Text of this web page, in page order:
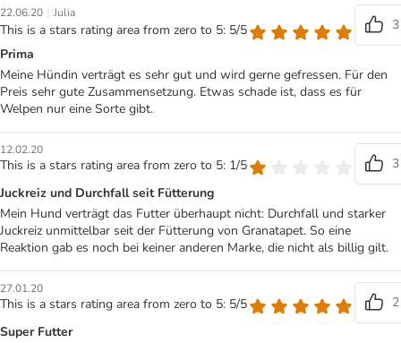
22.06.20 | Julia
This is a stars rating area from zero to 5: 5/5
3
Prima
Meine Hündin verträgt es sehr gut und wird gerne gefressen. Für den
Preis sehr gute Zusammensetzung. Etwas schade ist, dass es für
Welpen nur eine Sorte gibt.
12.02.20
This is a stars rating area from zero to 5: 1/5
3
Juckreiz und Durchfall seit Fütterung
Mein Hund verträgt das Futter überhaupt nicht: Durchfall und starker
Juckreiz unmittelbar seit der Fütterung von Granatapet. So eine
Reaktion gab es noch bei keiner anderen Marke, die nicht als billig gilt.
27.01.20
This is a stars rating area from zero to 5: 5/5
2
Super Futter